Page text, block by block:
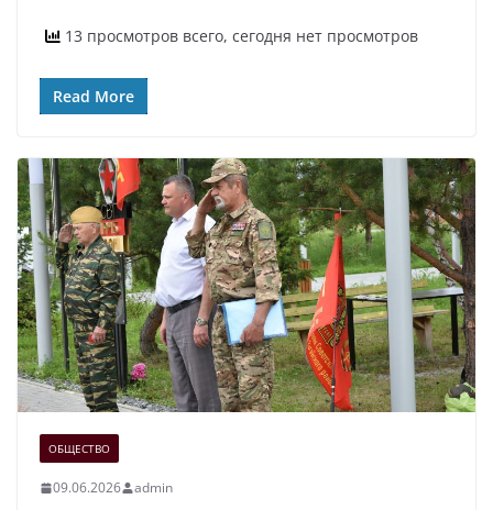
13 просмотров всего, сегодня нет просмотров
Read More
ОБЩЕСТВО
09.06.2026 admin